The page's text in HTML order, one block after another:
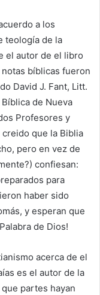
a los
teología de la
el autor de el libro
notas bíblicas fueron
David J. Fant, Litt.
de Nueva
Profesores y
que la Biblia
pero en vez de
confiesan:
para
haber sido
y esperan que
de Dios!
acerca de el
es el autor de la
partes hayan